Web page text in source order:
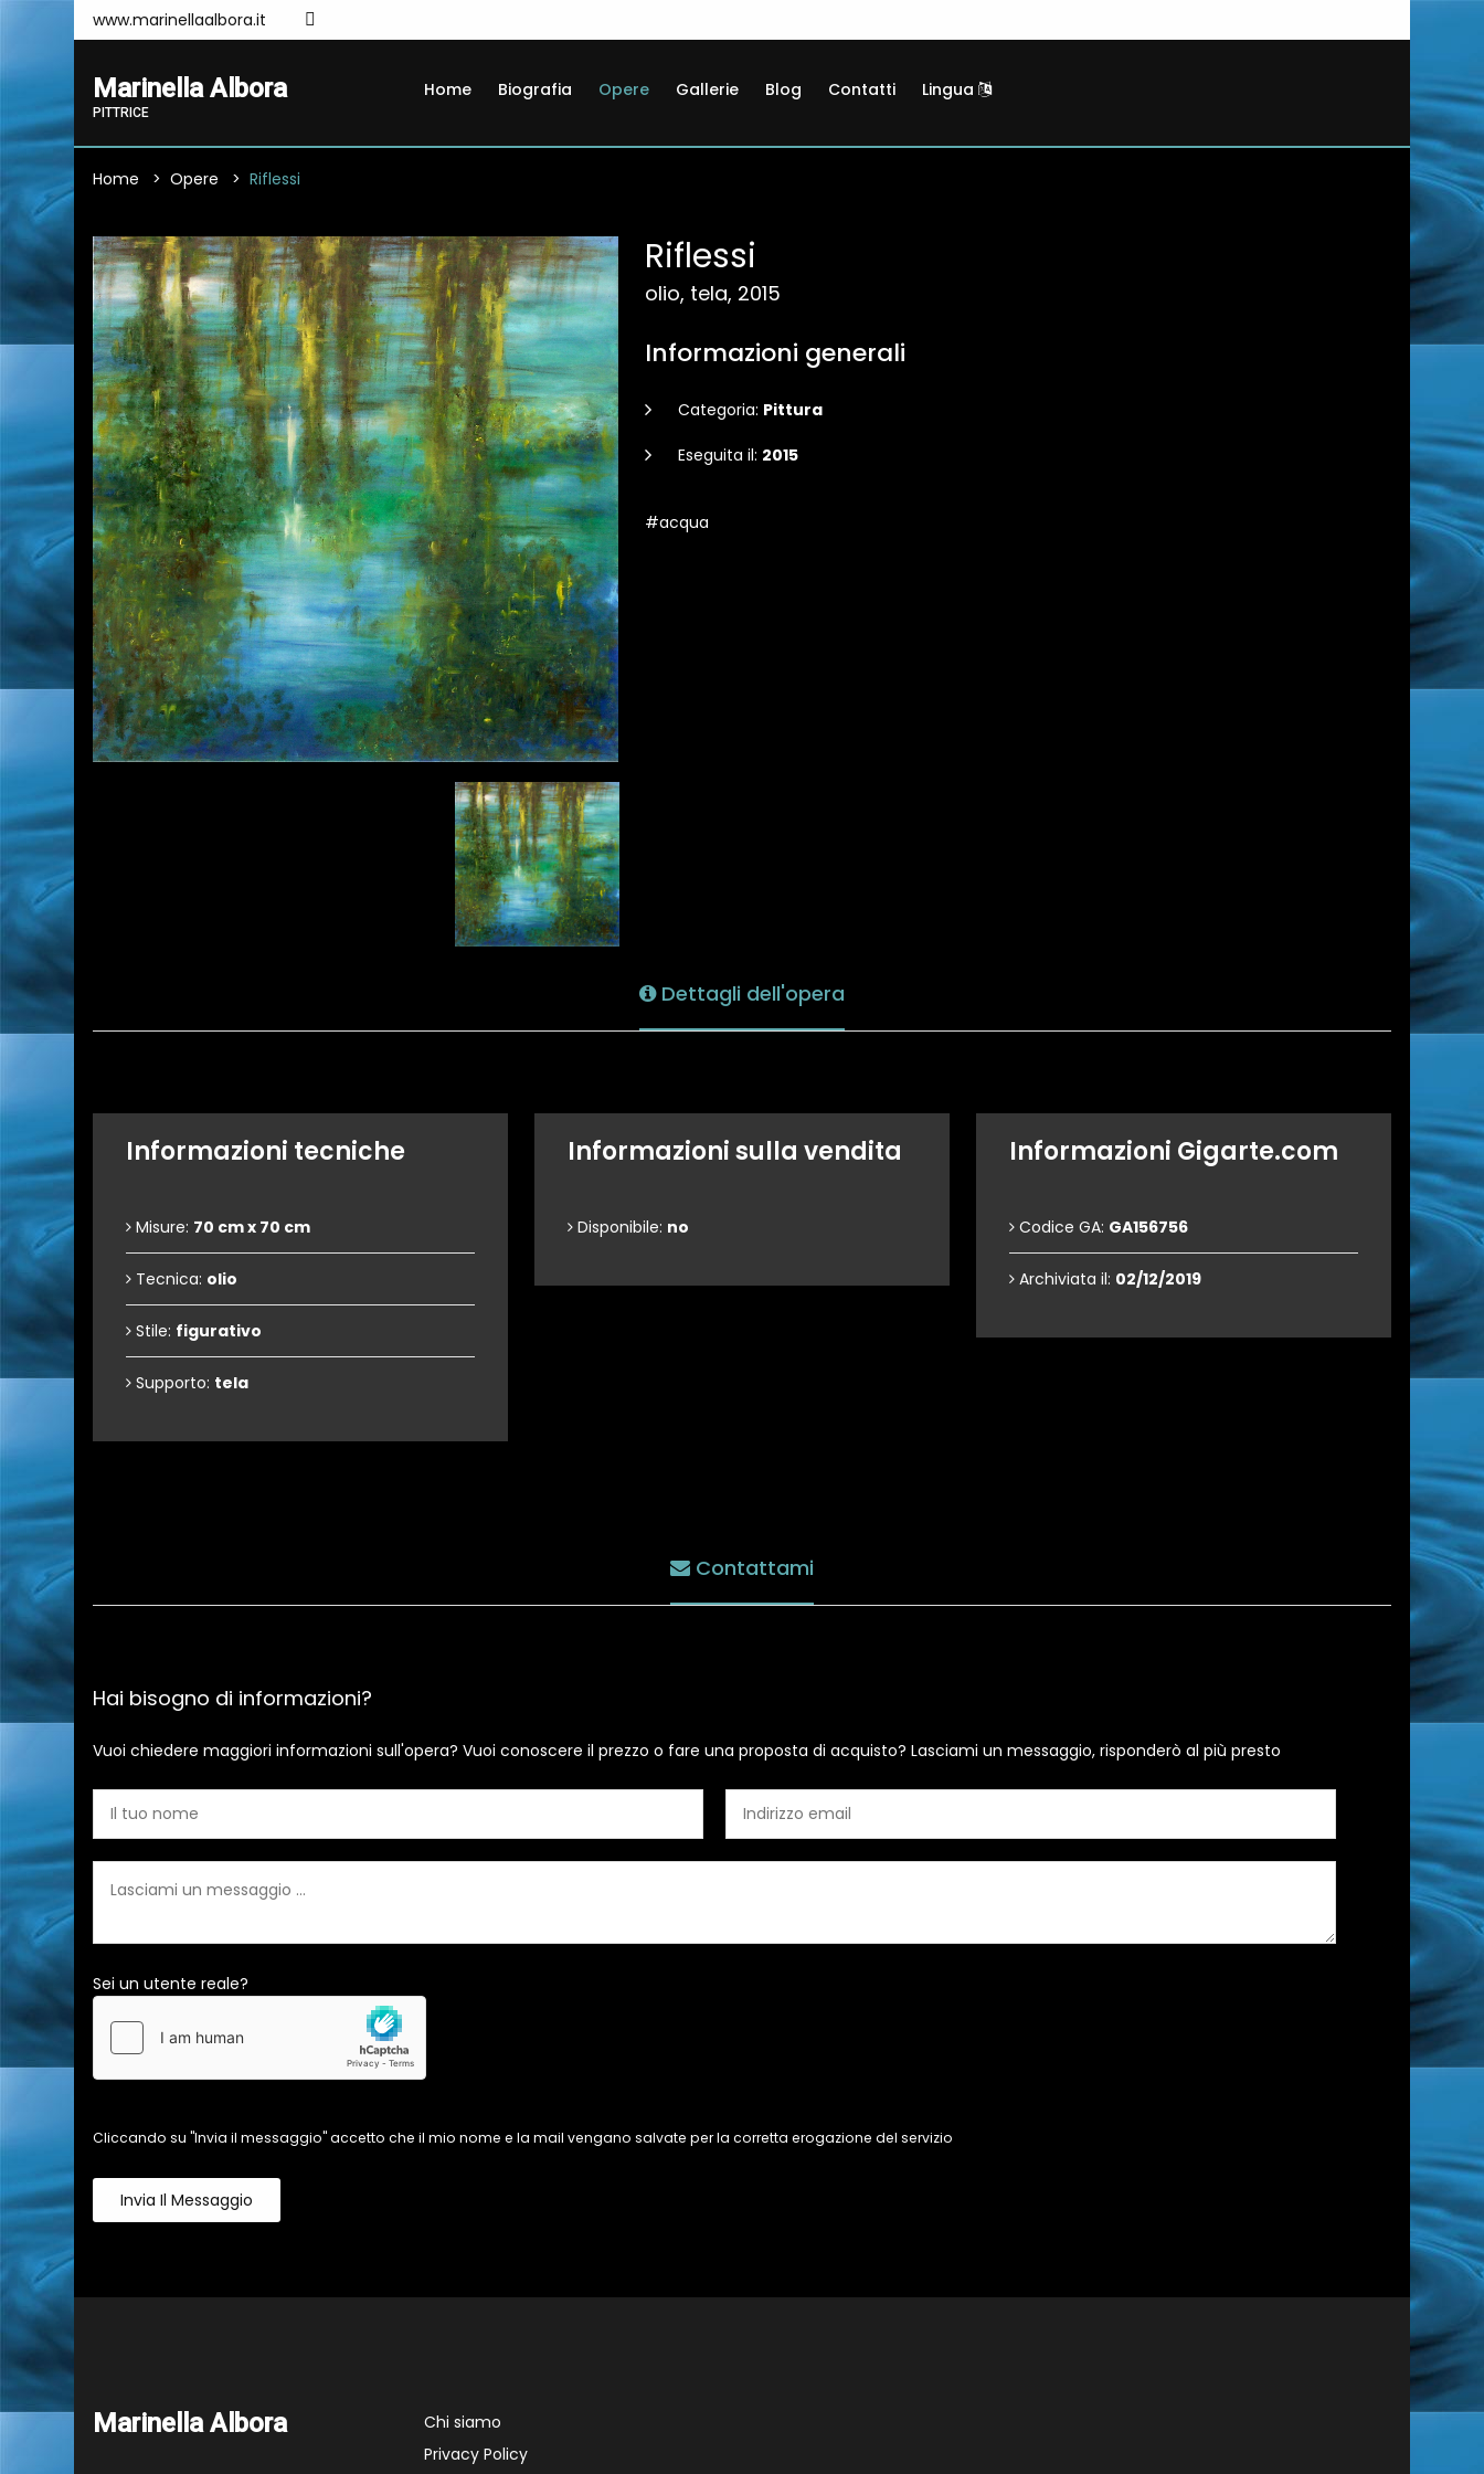
www.marinellaalbora.it
Marinella Albora
PITTRICE
Home Biografia Opere Gallerie Blog Contatti Lingua
Home Opere Riflessi
Riflessi
olio, tela, 2015
Informazioni generali
Categoria: Pittura
Eseguita il: 2015
#acqua
Dettagli dell'opera
Informazioni tecniche
Misure: 70 cm x 70 cm
Tecnica: olio
Stile: figurativo
Supporto: tela
Informazioni sulla vendita
Disponibile: no
Informazioni Gigarte.com
Codice GA: GA156756
Archiviata il: 02/12/2019
Contattami
Hai bisogno di informazioni?
Vuoi chiedere maggiori informazioni sull'opera? Vuoi conoscere il prezzo o fare una proposta di acquisto? Lasciami un messaggio, risponderò al più presto
Sei un utente reale?
Cliccando su "Invia il messaggio" accetto che il mio nome e la mail vengano salvate per la corretta erogazione del servizio
Invia Il Messaggio
Marinella Albora
Chi siamo
Privacy Policy